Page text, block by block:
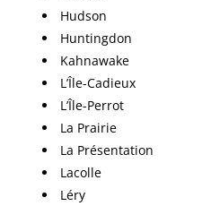
Hudson
Huntingdon
Kahnawake
L’Île-Cadieux
L’Île-Perrot
La Prairie
La Présentation
Lacolle
Léry